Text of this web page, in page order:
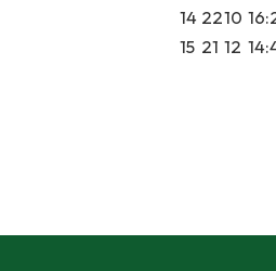
14 2210
15 21 12